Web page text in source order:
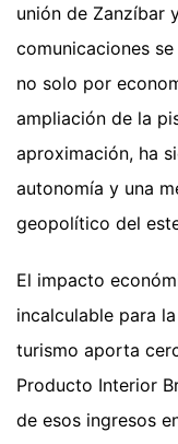
unión de Zanzíbar
comunicaciones
no solo por
ampliación de la
aproximación, ha
autonomía y una
geopolítico del
El impacto
incalculable para
turismo aporta
Producto Interior
de esos ingresos